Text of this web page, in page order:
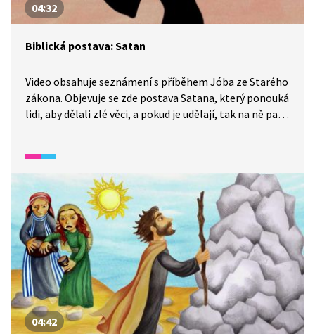
04:32
Biblická postava: Satan
Video obsahuje seznámení s příběhem Jóba ze Starého
zákona. Objevuje se zde postava Satana, který ponouká
lidi, aby dělali zlé věci, a pokud je udělají, tak na ně pak
04:42